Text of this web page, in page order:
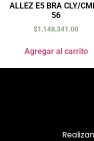
ALLEZ E5 BRA CLY/
56
$1,148,341.00
Agregar al carrito